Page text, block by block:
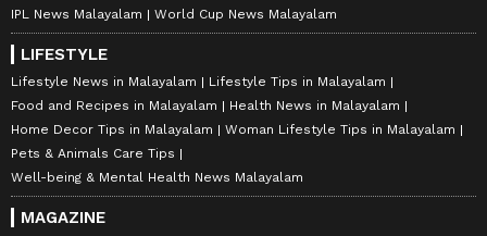
IPL News Malayalam
World Cup News Malayalam
LIFESTYLE
Lifestyle News in Malayalam
Lifestyle Tips in Malayalam
Food and Recipes in Malayalam
Health News in Malayalam
Home Decor Tips in Malayalam
Woman Lifestyle Tips in Malayalam
Pets & Animals Care Tips
Well-being & Mental Health News Malayalam
MAGAZINE